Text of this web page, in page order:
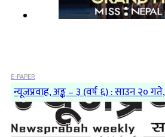
E-PAPER
न्यूजप्रवाह, अङ्क – ३ (वर्ष ६) : साउन २०